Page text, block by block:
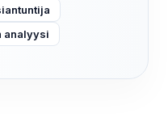
analyysi